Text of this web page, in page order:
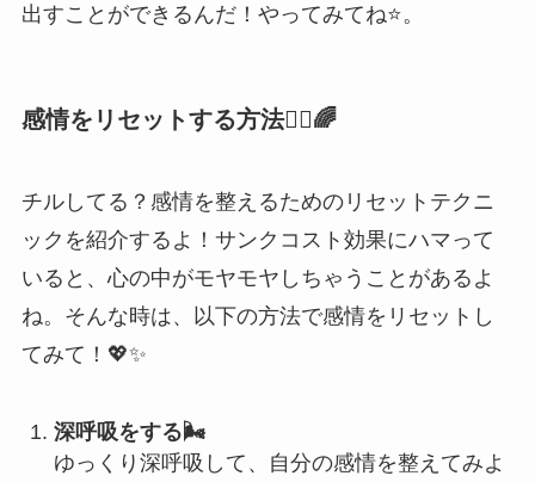
出すことができるんだ！やってみてね⭐️。
感情をリセットする方法🧘‍♀️🌈
チルしてる？感情を整えるためのリセットテクニ
ックを紹介するよ！サンクコスト効果にハマって
いると、心の中がモヤモヤしちゃうことがあるよ
ね。そんな時は、以下の方法で感情をリセットし
てみて！💖✨
深呼吸をする🌬️
ゆっくり深呼吸して、自分の感情を整えてみよ